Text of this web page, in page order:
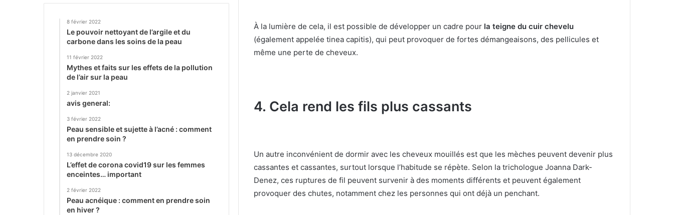
À la lumière de cela, il est possible de développer un cadre pour la teigne du cuir chevelu
(également appelée tinea capitis), qui peut provoquer de fortes démangeaisons, des pellicules et
même une perte de cheveux.
4. Cela rend les fils plus cassants
Un autre inconvénient de dormir avec les cheveux mouillés est que les mèches peuvent devenir plus
cassantes et cassantes, surtout lorsque l’habitude se répète. Selon la trichologue Joanna Dark-
Denez, ces ruptures de fil peuvent survenir à des moments différents et peuvent également
provoquer des chutes, notamment chez les personnes qui ont déjà un penchant.
8 février 2022
Le pouvoir nettoyant de l’argile et du
carbone dans les soins de la peau
11 février 2022
Mythes et faits sur les effets de la pollution
de l’air sur la peau
2 janvier 2021
avis general:
3 février 2022
Peau sensible et sujette à l’acné : comment
en prendre soin ?
13 décembre 2020
L’effet de corona covid19 sur les femmes
enceintes… important
2 février 2022
Peau acnéique : comment en prendre soin
en hiver ?